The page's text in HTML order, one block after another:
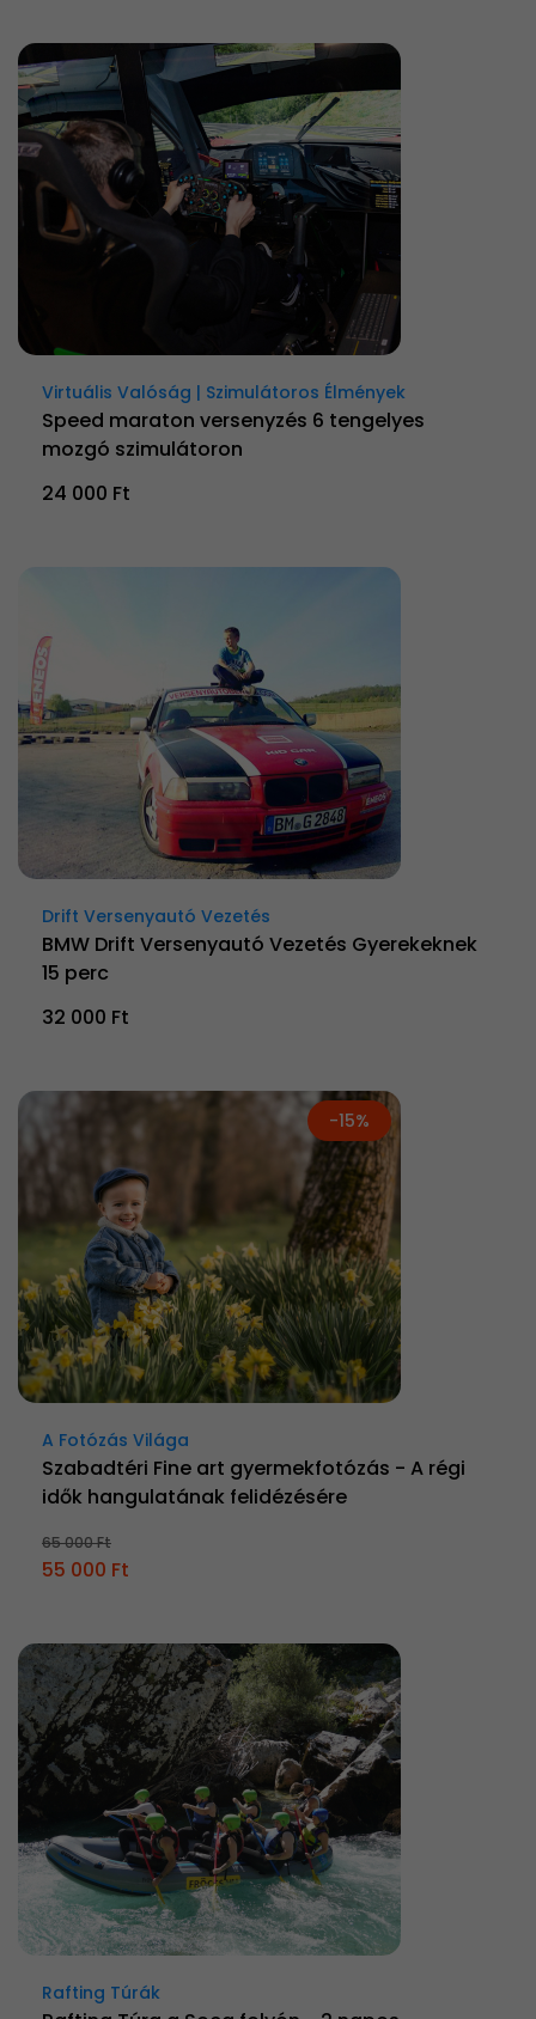
Virtuális Valóság | Szimulátoros Élmények
Speed maraton versenyzés 6 tengelyes
mozgó szimulátoron
24 000 Ft
Drift Versenyautó Vezetés
BMW Drift Versenyautó Vezetés Gyerekeknek
15 perc
32 000 Ft
-15%
A Fotózás Világa
Szabadtéri Fine art gyermekfotózás - A régi
idők hangulatának felidézésére
65 000 Ft
55 000 Ft
Rafting Túrák